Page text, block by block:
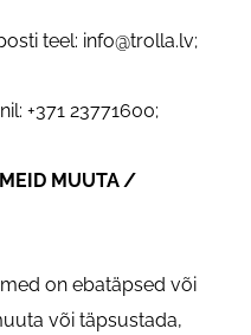
teel: info@trolla.lv;
+371 23771600;
MUUTA /
on ebatäpsed või
või täpsustada,